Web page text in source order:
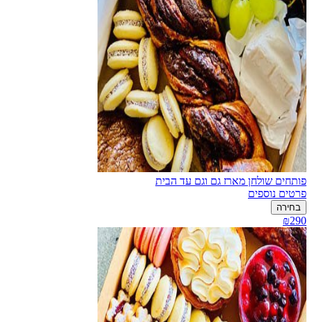
פותחים שולחן מארז גם וגם עד הבית
פרטים נוספים
בחירה
₪290